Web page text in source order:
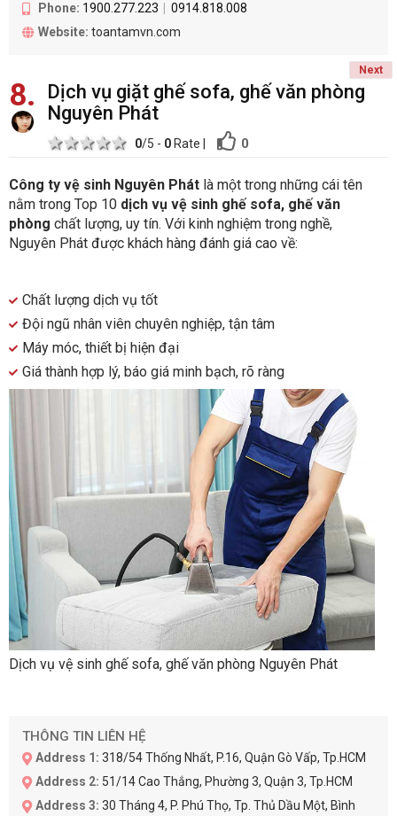
Phone: 1900.277.223
0914.818.008
Website: toantamvn.com
Next
8
Dịch vụ giặt ghế sofa, ghế văn phòng
Nguyên Phát
5 stars
4 stars
3 stars
2 stars
1 star 0/5 - 0Rate 0
Công ty vệ sinh Nguyên Phát là một trong những cái tên
nằm trong Top 10 dịch vụ vệ sinh ghế sofa, ghế văn
phòng chất lượng, uy tín. Với kinh nghiệm trong nghề,
Nguyên Phát được khách hàng đánh giá cao về:
Chất lượng dịch vụ tốt
Đội ngũ nhân viên chuyên nghiệp, tận tâm
Máy móc, thiết bị hiện đại
Giá thành hợp lý, báo giá minh bạch, rõ ràng
Dịch vụ vệ sinh ghế sofa, ghế văn phòng Nguyên Phát
THÔNG TIN LIÊN HỆ
Address 1: 318/54 Thống Nhất, P.16, Quận Gò Vấp, Tp.HCM
Address 2: 51/14 Cao Thắng, Phường 3, Quận 3, Tp.HCM
Address 3: 30 Tháng 4, P. Phú Thọ, Tp. Thủ Dầu Một, Bình